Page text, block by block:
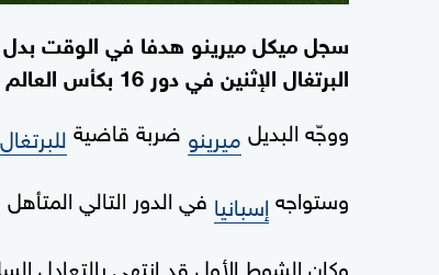
‌البرتغال الإثنين في دور ⁠16 ‌بكأس العالم لكرة ⁠القدم.
ووجّه البديل ميرينو ضربة قاضية للبرتغال
وستواجه إسبانيا في الدور التالي
وكان الشوط الأول قد انتهى بالتعادل